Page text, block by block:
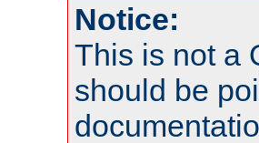
Notice:
This is not a
should be